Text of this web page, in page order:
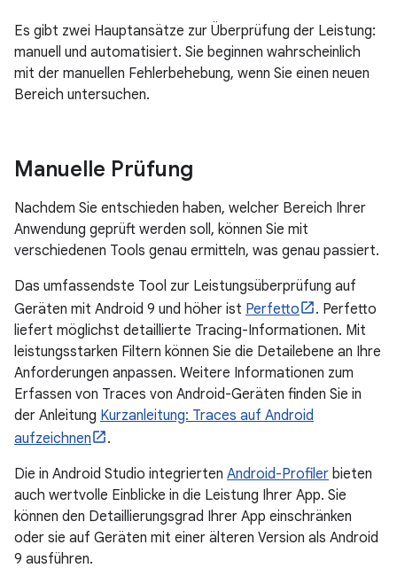
Es gibt zwei Hauptansätze zur Überprüfung der Leistung:
manuell und automatisiert. Sie beginnen wahrscheinlich
mit der manuellen Fehlerbehebung, wenn Sie einen neuen
Bereich untersuchen.
Manuelle Prüfung
Nachdem Sie entschieden haben, welcher Bereich Ihrer
Anwendung geprüft werden soll, können Sie mit
verschiedenen Tools genau ermitteln, was genau passiert.
Das umfassendste Tool zur Leistungsüberprüfung auf
Geräten mit Android 9 und höher ist Perfetto
. Perfetto
liefert möglichst detaillierte Tracing-Informationen. Mit
leistungsstarken Filtern können Sie die Detailebene an Ihre
Anforderungen anpassen. Weitere Informationen zum
Erfassen von Traces von Android-Geräten finden Sie in
der Anleitung Kurzanleitung: Traces auf Android
aufzeichnen
.
Die in Android Studio integrierten Android-Profiler bieten
auch wertvolle Einblicke in die Leistung Ihrer App. Sie
können den Detaillierungsgrad Ihrer App einschränken
oder sie auf Geräten mit einer älteren Version als Android
9 ausführen.